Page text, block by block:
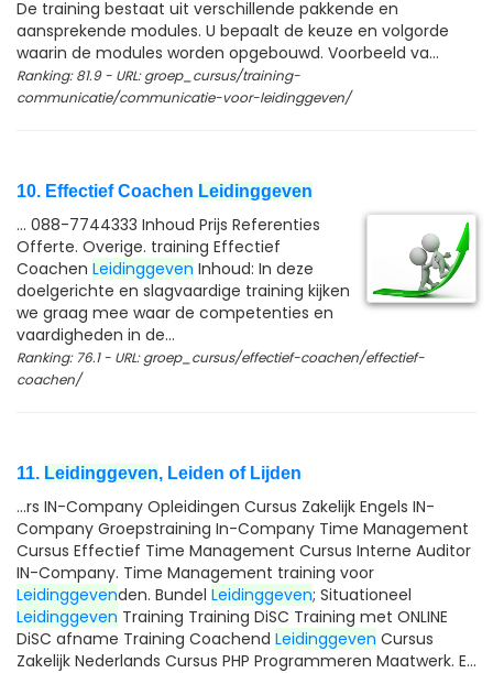
De training bestaat uit verschillende pakkende en
aansprekende modules. U bepaalt de keuze en volgorde
waarin de modules worden opgebouwd. Voorbeeld va...
Ranking: 81.9 - URL: groep_cursus/training-
communicatie/communicatie-voor-leidinggeven/
10. Effectief Coachen Leidinggeven
... 088-7744333 Inhoud Prijs Referenties
Offerte. Overige. training Effectief
Coachen Leidinggeven Inhoud: In deze
doelgerichte en slagvaardige training kijken
we graag mee waar de competenties en
vaardigheden in de...
Ranking: 76.1 - URL: groep_cursus/effectief-coachen/effectief-
coachen/
11. Leidinggeven, Leiden of Lijden
...rs IN-Company Opleidingen Cursus Zakelijk Engels IN-
Company Groepstraining In-Company Time Management
Cursus Effectief Time Management Cursus Interne Auditor
IN-Company. Time Management training voor
Leidinggevenden. Bundel Leidinggeven; Situationeel
Leidinggeven Training Training DiSC Training met ONLINE
DiSC afname Training Coachend Leidinggeven Cursus
Zakelijk Nederlands Cursus PHP Programmeren Maatwerk. E...